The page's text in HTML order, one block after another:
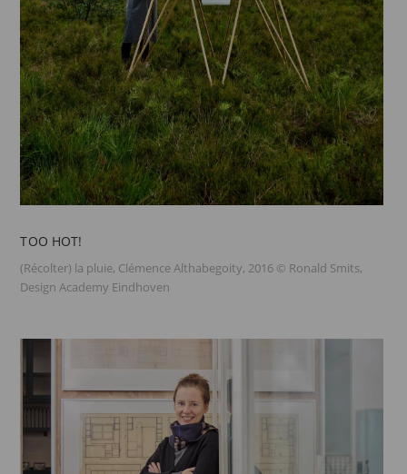
TOO HOT!
(Récolter) la pluie, Clémence Althabegoity, 2016 © Ronald Smits,
Design Academy Eindhoven